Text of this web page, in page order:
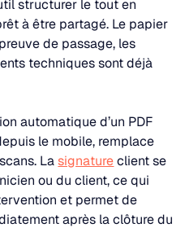
structurer le tout en
à être partagé. Le papier
de passage, les
techniques sont déjà
automatique d’un PDF
le mobile, remplace
Lasignatureclient se
ou du client, ce qui
et permet de
après la clôture du